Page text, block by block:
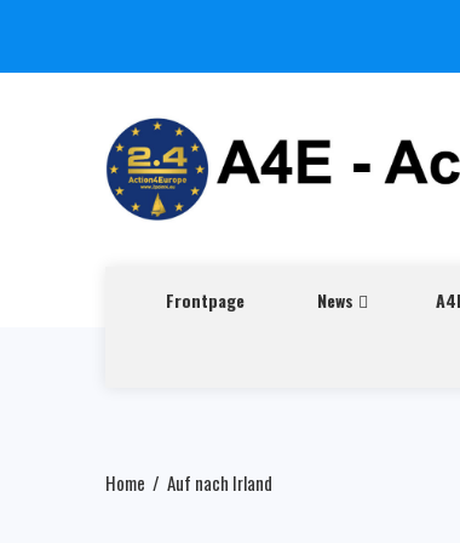
Frontpage News
Home Auf nach Irland